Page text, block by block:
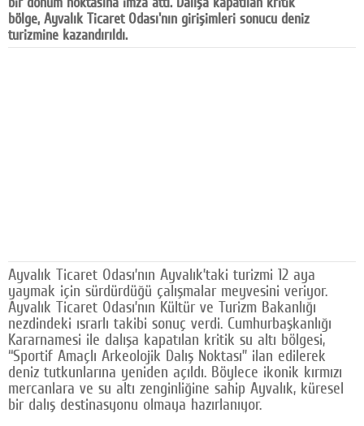
Twitter
Google Plus
bölge, Ayvalık Ticaret Odası'nın girişimleri sonucu deniz
turizmine kazandırıldı.
Ayvalık Ticaret Odası’nın Ayvalık’taki turizmi 12 aya
yaymak için sürdürdüğü çalışmalar meyvesini veriyor.
Ayvalık Ticaret Odası’nın Kültür ve Turizm Bakanlığı
nezdindeki ısrarlı takibi sonuç verdi. Cumhurbaşkanlığı
Kararnamesi ile dalışa kapatılan kritik su altı bölgesi,
“Sportif Amaçlı Arkeolojik Dalış Noktası” ilan edilerek
deniz tutkunlarına yeniden açıldı. Böylece ikonik kırmızı
mercanlara ve su altı zenginliğine sahip Ayvalık, küresel
bir dalış destinasyonu olmaya hazırlanıyor.